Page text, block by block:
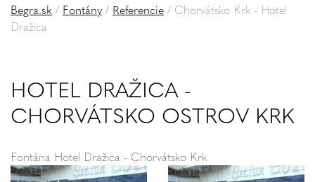
Begra.sk / Fontány / Referencie / Chorvátsko Krk - Hotel
Dražica
HOTEL DRAŽICA -
CHORVÁTSKO OSTROV KRK
Fontána Hotel Dražica - Chorvátsko Krk